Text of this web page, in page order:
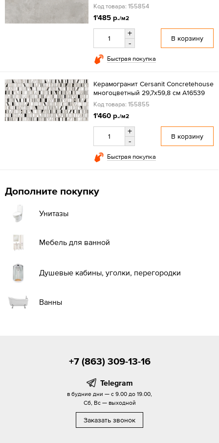
Код товара: 155854
1'485 р./м2
+
-
В корзину
Быстрая покупка
Керамогранит Cersanit Concretehouse
многоцветный 29,7х59,8 см A16539
Код товара: 155855
1'460 р./м2
+
-
В корзину
Быстрая покупка
Дополните покупку
Унитазы
Мебель для ванной
Душевые кабины, уголки, перегородки
Ванны
+7 (863) 309-13-16
Telegram
в будние дни — с 9.00 до 19.00,
Сб, Вс — выходной
Заказать звонок